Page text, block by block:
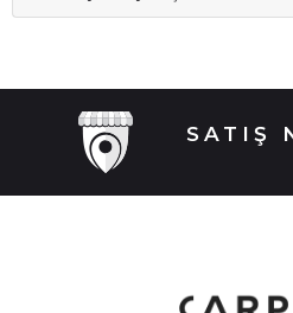
SATIŞ